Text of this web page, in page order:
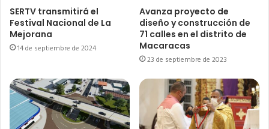
SERTV transmitirá el
Festival Nacional de La
Mejorana
14 de septiembre de 2024
Avanza proyecto de
diseño y construcción de
71 calles en el distrito de
Macaracas
23 de septiembre de 2023